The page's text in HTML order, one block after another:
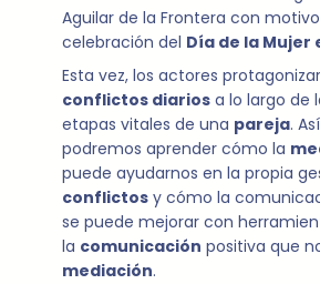
Aguilar de la Frontera con
celebración del Día de la Mujer
Esta vez, los actores
conflictos diarios a lo largo de
etapas vitales de una pareja.
podremos aprender cómo la
puede ayudarnos en la propia
conflictos y cómo la
se puede mejorar con
la comunicación positiva que
mediación.